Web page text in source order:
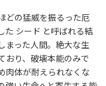
どの猛威を振るった厄
た シード と呼ばれる結
まった人間。絶大な生
おり、破壊本能のみで
肉体が耐えられなくな